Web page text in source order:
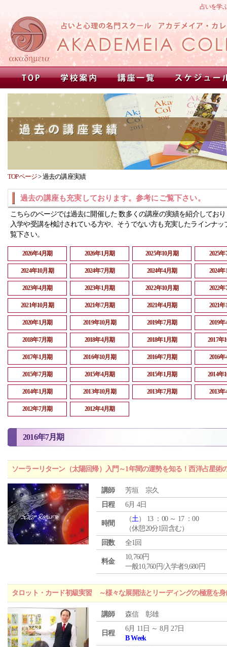
占いを学
TOPページ>過去の講座実績
過去の講座も充実しております。参考にご覧下さい。
こちらのページでは過去に開催した 数多くの講座の実績を紹介してお
入学や受講を検討されている方や、そうでない方も充実したラインナッ
覧下さい。
2026年4月期 2026年1月期 2025年10月期 2025
2024年10月期 2024年7月期 2024年4月期 2024
2023年4月期 2023年1月期 2022年10月期 2022
2021年10月期 2021年7月期 2021年4月期 2021
2020年1月期 2019年10月期 2019年7月期 2019
2018年7月期 2018年4月期 2018年1月期 2017年
2017年1月期 2016年10月期 2016年7月期 2016
2015年7月期 2015年4月期 2015年1月期 2014年
2014年1月期 2013年10月期 2013年7月期 2013
2012年7月期 2012年4月期
2016年7月期
ソーラーリターン（太陽回帰）入門～1年間の運勢を知る！西洋占星術
講師
芳垣 宗久
日程
6月 4日
時間
（土） 13 ：00 ～ 17 ：00
（休憩20分1回含む）
回数
全1回
料金
10,760円
一般10,760円/入学者9,680円
タロット・カード初級実習 ～様々な展開法とリーディングの極意を身
講師 森信 彰雄
日程
6月 11日 ～ 8月 27日
B Week